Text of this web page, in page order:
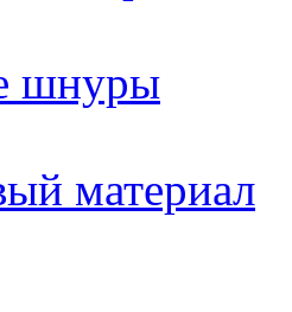
шнуры
материал